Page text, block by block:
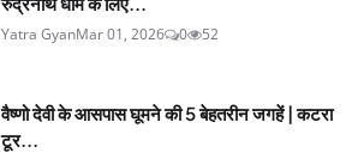
Yatra GyanMar 01, 2026 0 52
वैष्णो देवी के आसपास घूमने की 5 बेहतरीन जगहें | कटरा
टूर...